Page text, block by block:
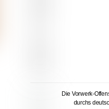
Die Vorwerk-
durchs